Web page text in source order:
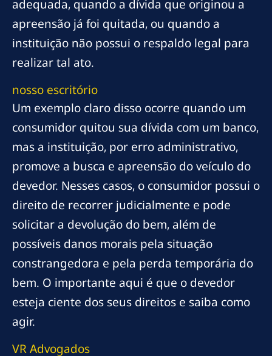
adequada, quando a dívida que originou a
apreensão já foi quitada, ou quando a
instituição não possui o respaldo legal para
realizar tal ato.
nosso escritório
Um exemplo claro disso ocorre quando um
consumidor quitou sua dívida com um banco,
mas a instituição, por erro administrativo,
promove a busca e apreensão do veículo do
devedor. Nesses casos, o consumidor possui o
direito de recorrer judicialmente e pode
solicitar a devolução do bem, além de
possíveis danos morais pela situação
constrangedora e pela perda temporária do
bem. O importante aqui é que o devedor
esteja ciente dos seus direitos e saiba como
agir.
VR Advogados